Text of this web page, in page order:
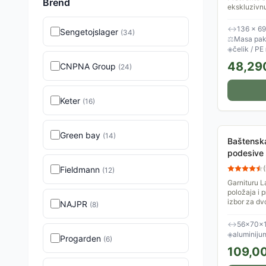
Brend
Sengetojslager (34)
CNPNA Group (24)
Keter (16)
Green bay (14)
Fieldmann (12)
NAJPR (8)
Progarden (6)
gray-
unutrašnji
<td
text-gray-
class="py-
stabilna</td> </tr>
</table>
↔136 ×
⚖Masa
◈čelik / PE
podesive
(
Garnituru
položaja i
izbor za
↔
◈